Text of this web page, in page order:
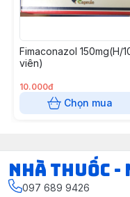
Fimaconazol 150mg(H/
viên)
10.000đ
Chọn mua
Nhà Thuốc -
097 689 9426